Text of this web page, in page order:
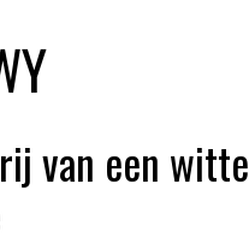
van een witte